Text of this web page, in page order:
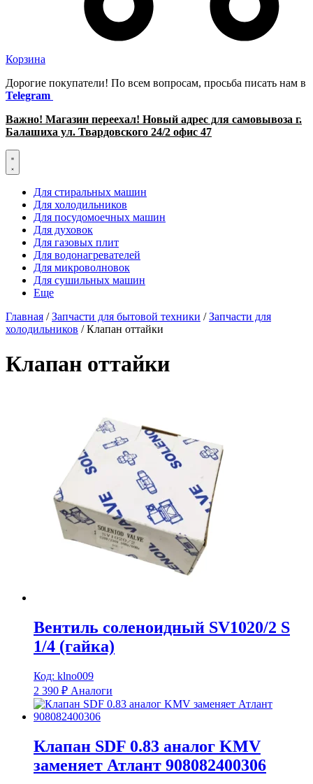
Корзина
Дорогие покупатели! По всем вопросам, просьба писать нам в
Telegram
Важно! Магазин переехал! Новый адрес для самовывоза г.
Балашиха ул. Твардовского 24/2 офис 47
Для стиральных машин
Для холодильников
Для посудомоечных машин
Для духовок
Для газовых плит
Для водонагревателей
Для микроволновок
Для сушильных машин
Еще
Главная /Запчасти для бытовой техники /Запчасти для
холодильников / Клапан оттайки
Клапан оттайки
Вентиль соленоидный SV1020/2 S
1/4 (гайка)
Код: klno009
2 390 ₽ Аналоги
Клапан SDF 0.83 аналог KMV
заменяет Атлант 908082400306